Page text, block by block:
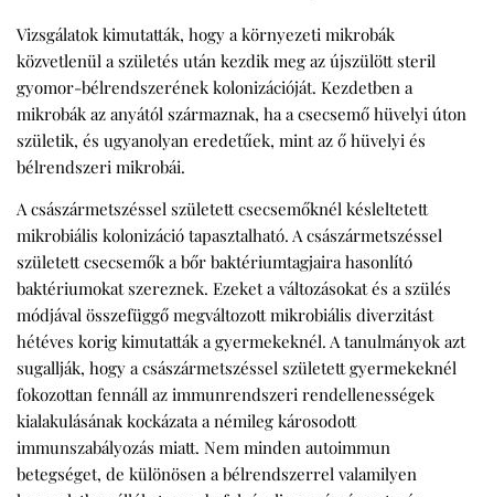
Vizsgálatok kimutatták, hogy a környezeti mikrobák
közvetlenül a születés után kezdik meg az újszülött steril
gyomor-bélrendszerének kolonizációját. Kezdetben a
mikrobák az anyától származnak, ha a csecsemő hüvelyi úton
születik, és ugyanolyan eredetűek, mint az ő hüvelyi és
bélrendszeri mikrobái.
A császármetszéssel született csecsemőknél késleltetett
mikrobiális kolonizáció tapasztalható. A császármetszéssel
született csecsemők a bőr baktériumtagjaira hasonlító
baktériumokat szereznek. Ezeket a változásokat és a szülés
módjával összefüggő megváltozott mikrobiális diverzitást
hétéves korig kimutatták a gyermekeknél. A tanulmányok azt
sugallják, hogy a császármetszéssel született gyermekeknél
fokozottan fennáll az immunrendszeri rendellenességek
kialakulásának kockázata a némileg károsodott
immunszabályozás miatt. Nem minden autoimmun
betegséget, de különösen a bélrendszerrel valamilyen